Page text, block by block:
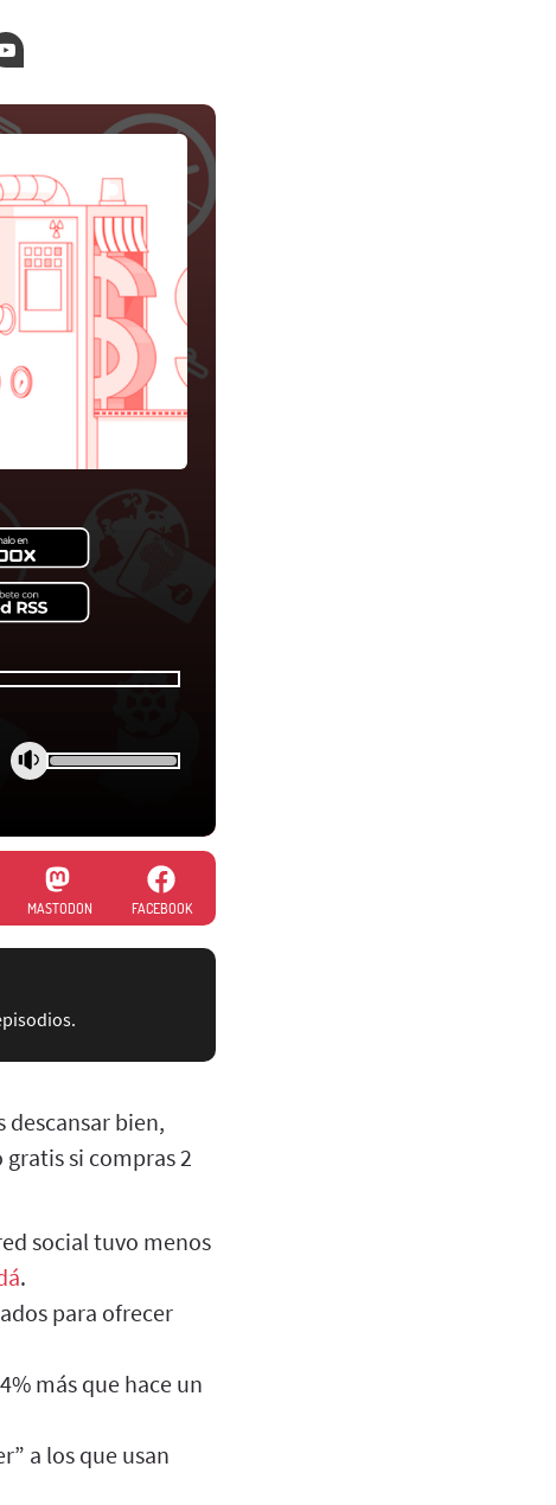
MASTODON FACEBOOK
bien,
gratis si compras 2
social tuvo menos
.
para ofrecer
más que hace un
a los que usan